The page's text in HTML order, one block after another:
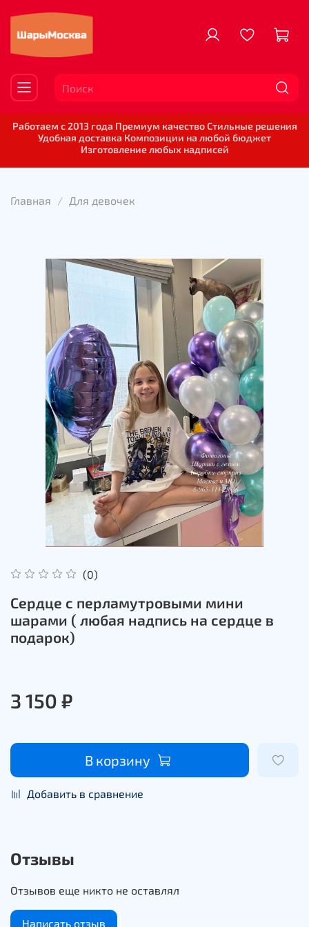
Работаем с 2013 года Премиум качество Стильные решения
Удобная доставка Композиции на любой бюджет
Изготовление любых надписей
Главная Для девочек
(0)
Сердце с перламутровыми мини
шарами ( любая надпись на сердце в
подарок)
3 150 ₽
В корзину
Добавить в сравнение
Отзывы
Отзывов еще никто не оставлял
Написать отзыв